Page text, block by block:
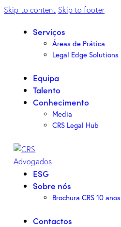
Skip to content Skip to footer
Serviços
Áreas de Prática
Legal Edge Solutions
Equipa
Talento
Conhecimento
Media
CRS Legal Hub
ESG
Sobre nós
Brochura CRS 10 anos
Contactos